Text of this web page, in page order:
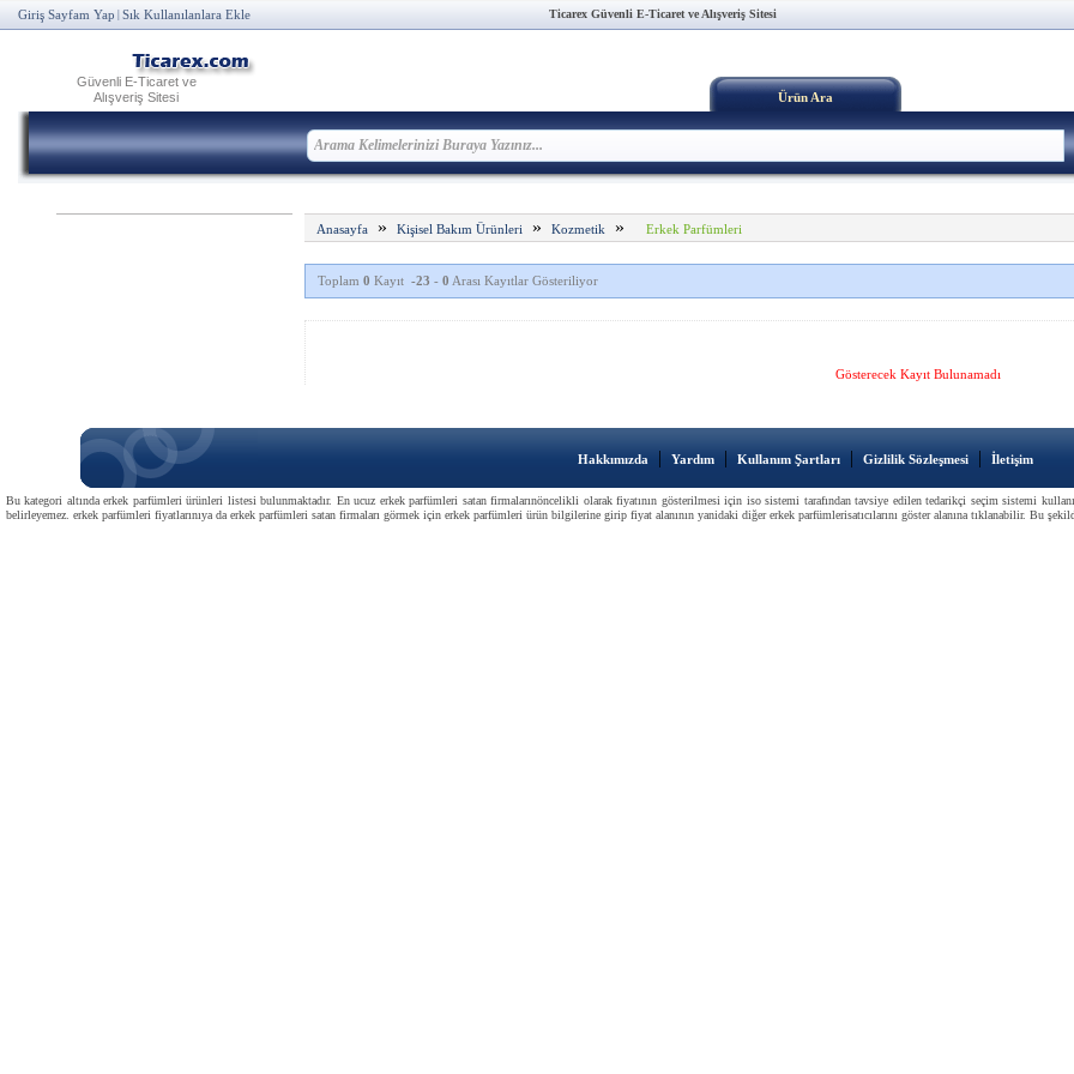
Giriş Sayfam Yap Sık Kullanılanlara Ekle Ticarex Güvenli E-Ticaret ve Alışveriş Sitesi
Güvenli E-Ticaret ve
Alışveriş Sitesi
Ürün Ara
Anasayfa» Kişisel Bakım Ürünleri » Kozmetik » Erkek Parfümleri
Toplam 0 Kayıt -23 - 0 Arası Kayıtlar Gösteriliyor
Gösterecek Kayıt Bulunamadı
Hakkımızda | Yardım | Kullanım Şartları | Gizlilik Sözleşmesi | İletişim
Bu kategori altında erkek parfümleri ürünleri listesi bulunmaktadır. En ucuz erkek parfümleri satan firmalarınöncelikli olarak fiyatının gösterilmesi için iso sistemi tarafından tavsiye edilen tedarikçi seçim sistemi
belirleyemez. erkek parfümleri fiyatlarınıya da erkek parfümleri satan firmaları görmek için erkek parfümleri ürün bilgilerine girip fiyat alanının yanidaki diğer erkek parfümlerisatıcılarını göster alanına tıklanabilir. Bu